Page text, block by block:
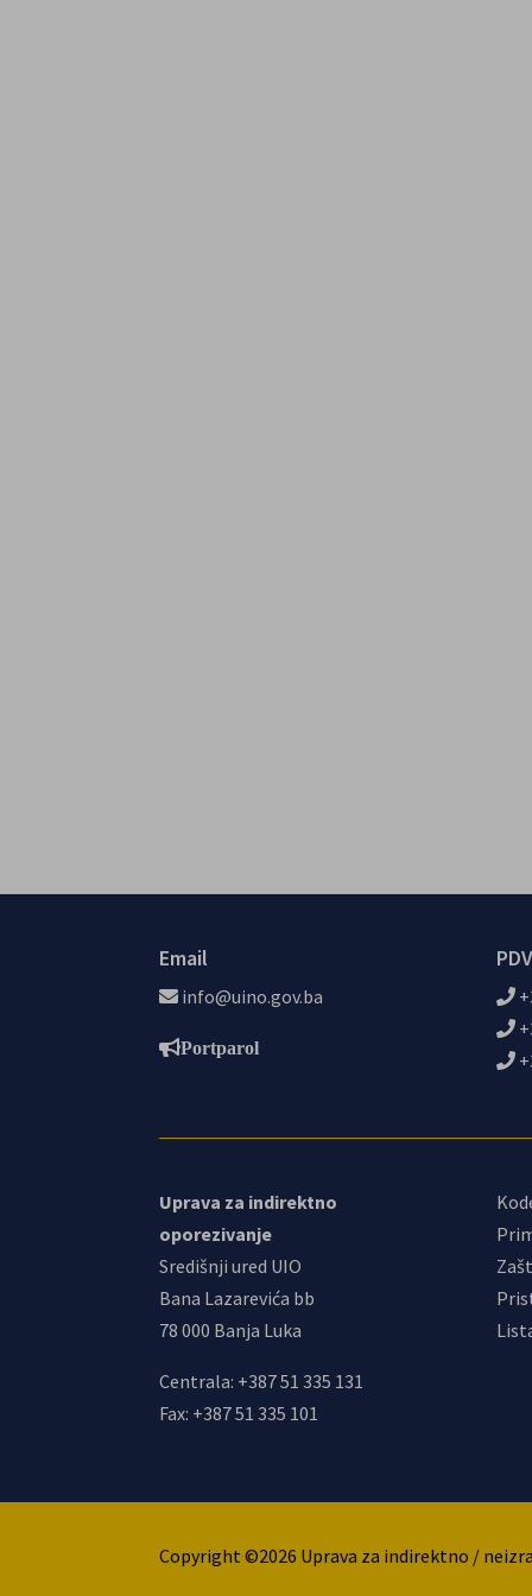
Email
info@uino.gov.ba
Portparol
Uprava za indirektno
oporezivanje
Središnji ured UIO
Bana Lazarevića bb
78 000 Banja Luka
Centrala: +387 51 335 131
Fax: +387 51 335 101
Copyright ©2026 Uprava za indirektno /